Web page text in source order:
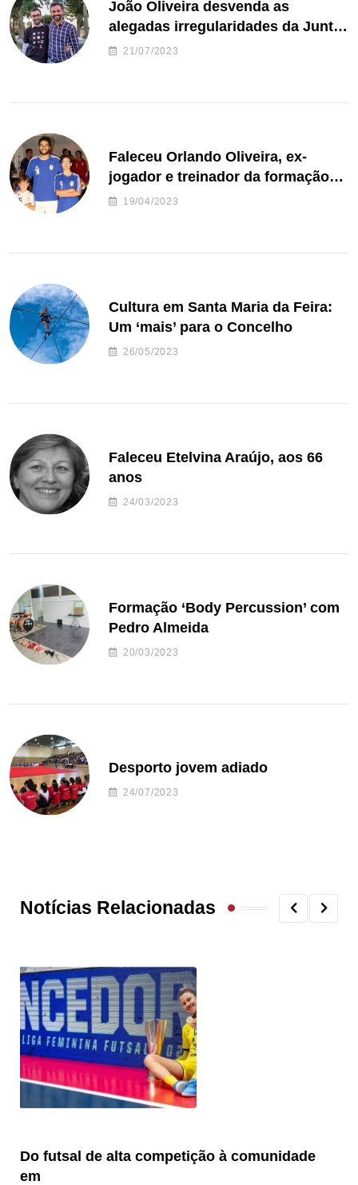
João Oliveira desvenda as
alegadas irregularidades da Junta
de Freguesia S. João de Ver
21/07/2023
Faleceu Orlando Oliveira, ex-
jogador e treinador da formação
de andebol do Feirense
19/04/2023
Cultura em Santa Maria da Feira:
Um ‘mais’ para o Concelho
26/05/2023
Faleceu Etelvina Araújo, aos 66
anos
24/03/2023
Formação ‘Body Percussion’ com
Pedro Almeida
20/03/2023
Desporto jovem adiado
24/07/2023
Notícias Relacionadas
Do futsal de alta competição à comunidade
em